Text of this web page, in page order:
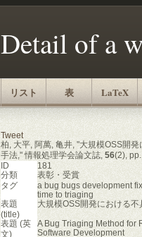
Detail of a
リスト 表 LaTeX
Tweet
柏, 大平, 阿萬, 亀井, "大規模OSS開
手法," 情報処理学会論文誌, 56(2),
ID
181
分類
表彰・受賞
タグ
a bug bugs development
time to triaging
表題
(title)
大規模OSS開発における
表題 (英
文)
A Bug Triaging Method for
Software Development